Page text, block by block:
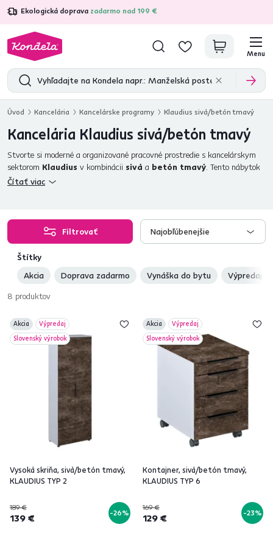
Ekologická doprava zadarmo nad 199 €
4,7 31 333overených produktových recenzií
Menu
Úvod Kancelária Kancelárske programy Klaudius sivá/betón tmavý
Kancelária Klaudius sivá/betón tmavý
Stvorte si moderné a organizované pracovné prostredie s kancelárskym
sektorom Klaudius v kombinácii sivá a betón tmavý. Tento nábytok
poskytuje dostatok úložného priestoru a je ideálny pre menšie aj väčšie
si sektor KLAUDIUS aj vo farebnej kombinácii dub artisan a grafit
Komponenty sektoru KLAUDIUS sa objednávajú samostatne, čo vám
umožňuje prispôsobiť si kanceláriu podľa vašich požiadaviek.
Čítať viac
Filtrovať Najobľúbenejšie
Štítky
Akcia
Doprava zadarmo Vynáška do bytu
Výpredaj
8 produktov
Akcia
Výpredaj
Slovenský výrobok
Vysoká skriňa, sivá/betón tmavý,
KLAUDIUS TYP 2
189 €
139 € -26%
Akcia
Výpredaj
Slovenský výrobok
Kontajner, sivá/betón tmavý,
KLAUDIUS TYP 6
169 €
129 € -23%